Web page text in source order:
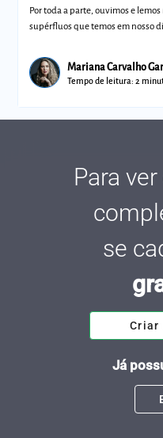
Por toda a parte, ouvimos e
supérfluos que temos em nosso
Mariana Carvalho
Tempo de leitura: 2
Para
se
Criar
Já